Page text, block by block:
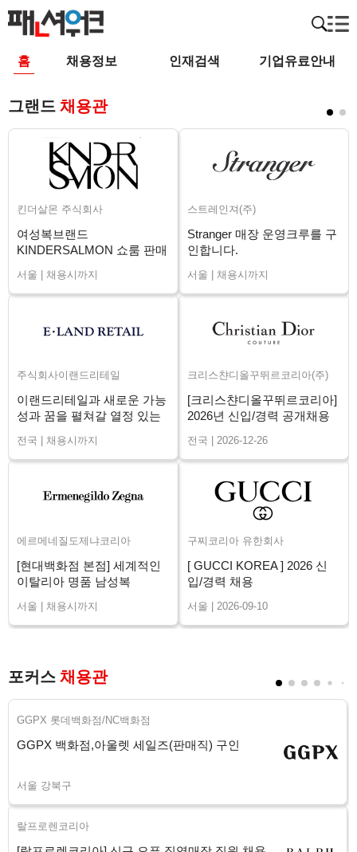
홈 채용정보 인재검색 기업유료안내
그랜드 채용관
킨더살몬 주식회사
여성복브랜드
KINDERSALMON 쇼룸 판매
서울 | 채용시까지
스트레인져(주)
Stranger 매장 운영크루를 구
인합니다.
서울 | 채용시까지
주식회사이랜드리테일
이랜드리테일과 새로운 가능
성과 꿈을 펼쳐갈 열정 있는
전국 | 채용시까지
크리스챤디올꾸뛰르코리아(주)
[크리스챤디올꾸뛰르코리아]
2026년 신입/경력 공개채용
전국 | 2026-12-26
에르메네질도제냐코리아
[현대백화점 본점] 세계적인
이탈리아 명품 남성복
서울 | 채용시까지
구찌코리아 유한회사
[ GUCCI KOREA ] 2026 신
입/경력 채용
서울 | 2026-09-10
포커스 채용관
GGPX 롯데백화점/NC백화점
GGPX 백화점,아울렛 세일즈(판매직) 구인
서울 강북구
랄프로렌코리아